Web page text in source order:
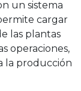
un sistema
cargar
las plantas
operaciones,
la producción